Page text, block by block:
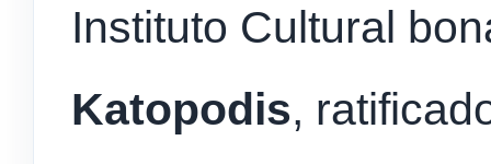
Instituto Cultural
Katopodis,